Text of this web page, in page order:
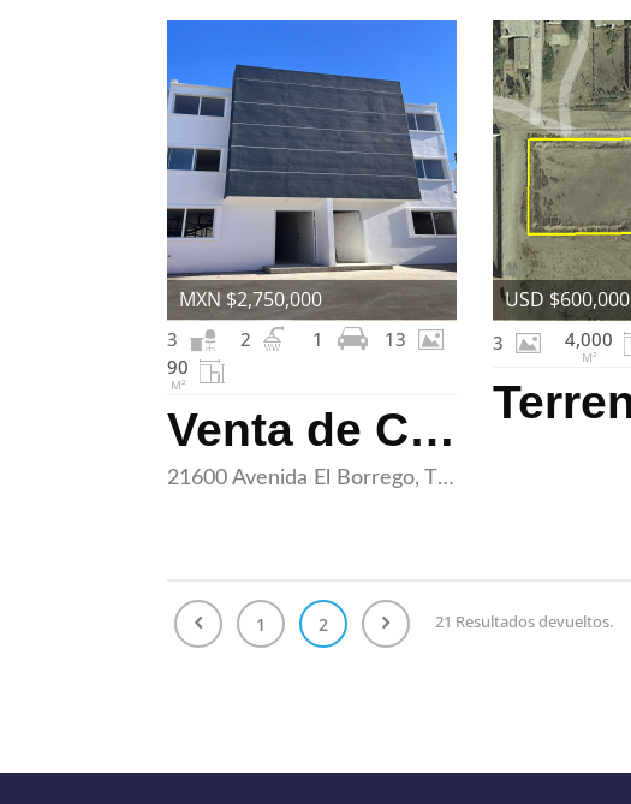
Venta de Casas NUEVAS en Guaycura
21600 Avenida El Borrego, Tijuana, Baja California 22214
3 2 1
13
90
M²
MXN $2,750,000
3 4,000
M²
USD $600,000
1 2 21 Resultados devueltos.